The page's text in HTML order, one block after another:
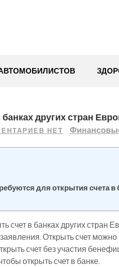
банках других стран
НЕТ
для открытия счета в
счет в банках других стран
Открыть счет
счет без участия
открыть счет в банке.